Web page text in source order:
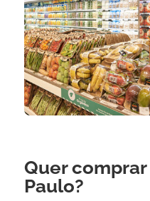
Quer comprar
Paulo?